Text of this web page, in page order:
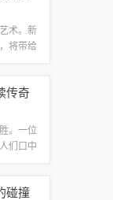
术。新
将带给
手...
传奇
。一位
们口中
医...
碰撞